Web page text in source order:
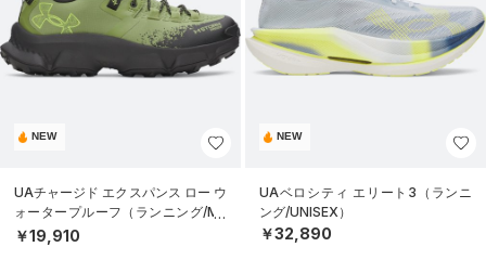
NEW
UAチャージド エクスパンス ロー ウ
ォータープルーフ（ランニング/ME
N）
￥19,910
NEW
UAベロシティ エリート3（ランニ
ング/UNISEX）
￥32,890